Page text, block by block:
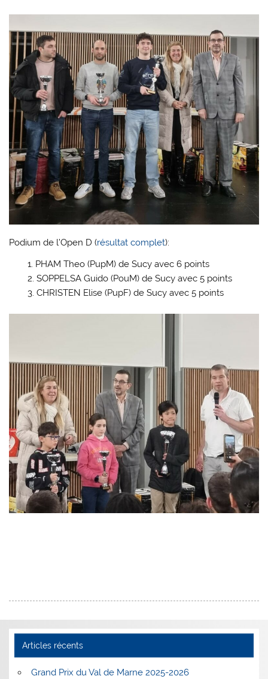
Podium de l’Open D (résultat complet):
PHAM Theo (PupM) de Sucy avec 6 points
SOPPELSA Guido (PouM) de Sucy avec 5 points
CHRISTEN Elise (PupF) de Sucy avec 5 points
Articles récents
Grand Prix du Val de Marne 2025-2026